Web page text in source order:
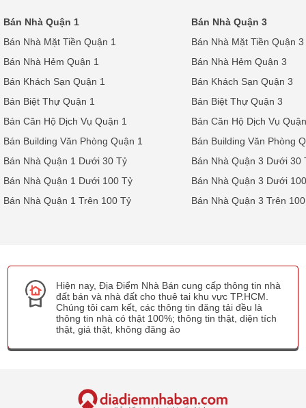
Bán Nhà Quận 1
Bán Nhà Quận 3
Bán Nhà Mặt Tiền Quận 1
Bán Nhà Mặt Tiền Quận 3
Bán Nhà Hẻm Quận 1
Bán Nhà Hẻm Quận 3
Bán Khách Sạn Quận 1
Bán Khách Sạn Quận 3
Bán Biệt Thự Quận 1
Bán Biệt Thự Quận 3
Bán Căn Hộ Dịch Vụ Quận 1
Bán Căn Hộ Dịch Vụ
Bán Building Văn Phòng Quận 1
Bán Building Văn Phòng
Bán Nhà Quận 1 Dưới 30 Tỷ
Bán Nhà Quận 3 Dưới 30
Bán Nhà Quận 1 Dưới 100 Tỷ
Bán Nhà Quận 3 Dưới
Bán Nhà Quận 1 Trên 100 Tỷ
Bán Nhà Quận 3 Trên
Hiện nay, Địa Điểm Nhà Bán cung cấp thông tin nhà
đất bán và nhà đất cho thuê tai khu vực TP.HCM.
Chúng tôi cam kết, các thông tin đăng tải đều là
thông tin nhà có thật 100%; thông tin thật, diện tích
thật, giá thật, không đăng ảo